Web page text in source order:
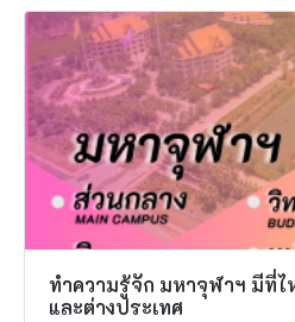
ทำความรู้จัก มหาจุฬาฯ มีที่ไ
และต่างประเทศ